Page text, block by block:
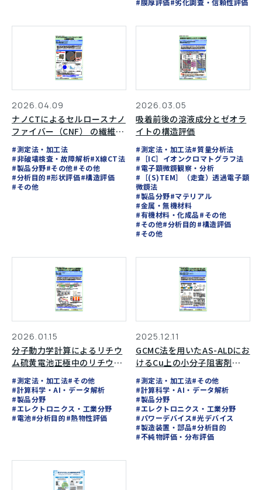
#膜厚評価#劣化調査・信頼性評価
2026.04.09
ナノCTによるセルロースナノ
ファイバー（CNF） の繊維配
向評価
#測定法・加工法
#非破壊検査・故障解析#X線CT法
#製品分野#その他#その他
#分析目的#形状評価#構造評価
#その他
2026.03.05
吸着前後の溶液成分とゼオラ
イトの構造評価
#測定法・加工法#質量分析法
#［IC］イオンクロマトグラフ法
#電子顕微鏡観察・分析
#［(S)TEM］（走査）透過電子顕
微鏡法
#製品分野#マテリアル
#金属・無機材料
#有機材料・化成品#その他
#その他#分析目的#構造評価
#その他
2026.01.15
分子動力学計算によるリチウ
ム硫黄電池正極中のリチウム
イオン拡散挙動評価
#測定法・加工法#その他
#計算科学・AI・データ解析
#製品分野
#エレクトロニクス・工業分野
#電池#分析目的#熱物性評価
2025.12.11
GCMC法を用いたAS-ALDにお
けるCu上の小分子阻害剤
（SMI）とTMAの競合吸着解
析
#測定法・加工法#その他
#計算科学・AI・データ解析
#製品分野
#エレクトロニクス・工業分野
#パワーデバイス#光デバイス
#製造装置・部品#分析目的
#不純物評価・分布評価